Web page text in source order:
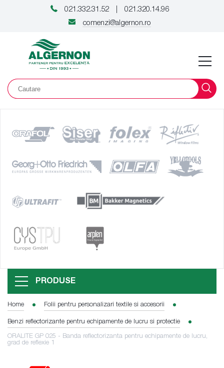
021.332.31.52
021.320.14.96
comenzi@algernon.ro
PRODUSE
Home Folii pentru personalizari textile si accesorii
Benzi reflectorizante pentru echipamente de lucru si protectie
ORALITE GP 025 - Banda reflectorizanta pentru echipamente de lucru,
grad de reflexie 1